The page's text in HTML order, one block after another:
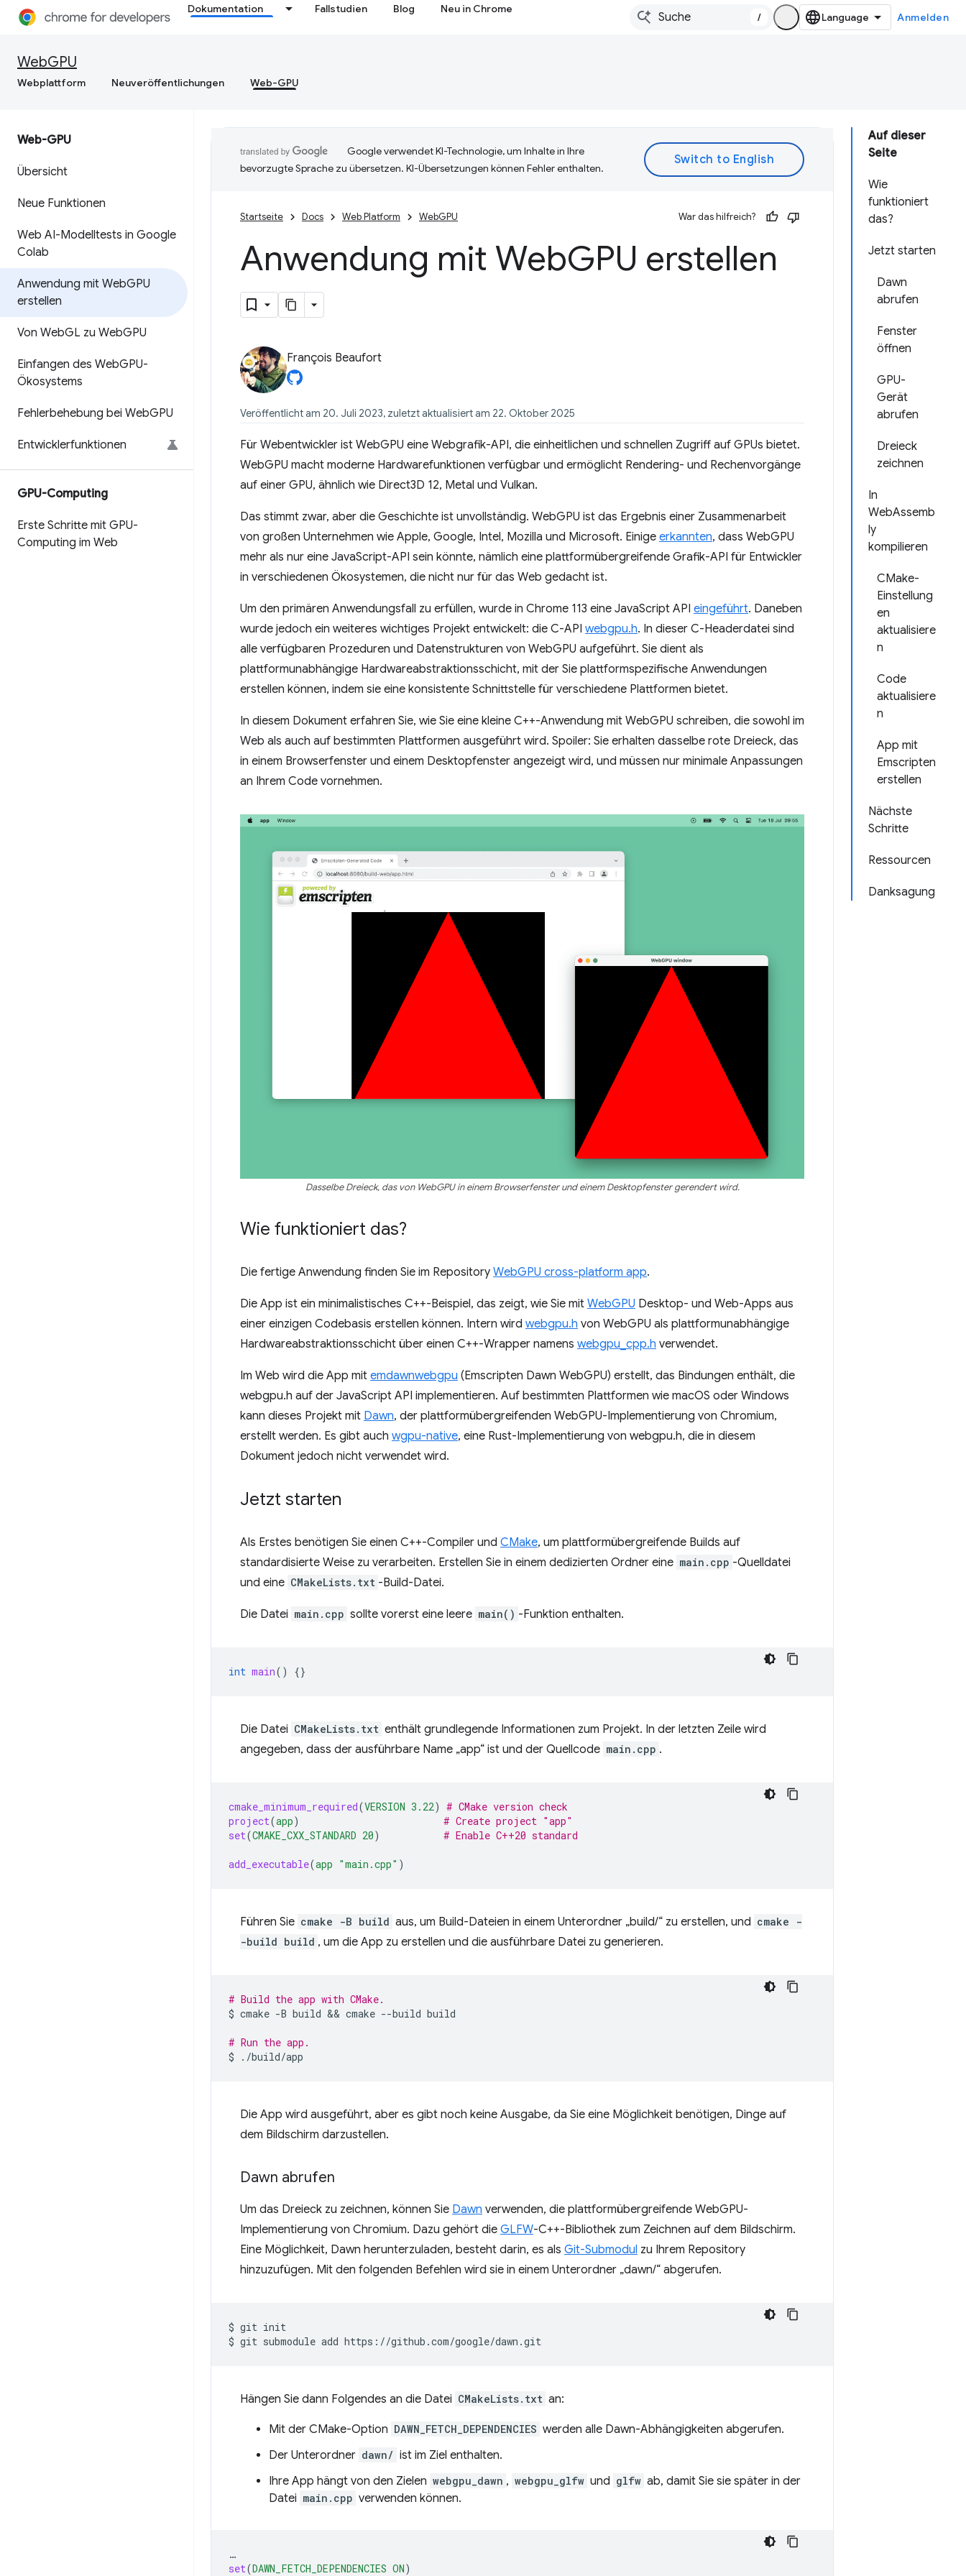
Dokumentation Fallstudien Blog Neu in Chrome
/ Anmelden
WebGPU
Webplattform Neuveröffentlichungen Web-GPU
Web-GPU
Übersicht
Neue Funktionen
Web AI-Modelltests in Google
Colab
Anwendung mit WebGPU
erstellen
Von WebGL zu WebGPU
Einfangen des WebGPU-
Ökosystems
Fehlerbehebung bei WebGPU
Entwicklerfunktionen
GPU-Computing
Erste Schritte mit GPU-
Computing im Web
Auf dieser
Seite
Wie
funktioniert
das?
Jetzt starten
Dawn
abrufen
Fenster
öffnen
GPU-
Gerät
abrufen
Dreieck
zeichnen
In
WebAssemb
ly
kompilieren
CMake-
Einstellung
en
aktualisiere
n
Code
aktualisiere
n
App mit
Emscripten
erstellen
Nächste
Schritte
Ressourcen
Danksagung
Google verwendet KI-Technologie, um Inhalte in Ihre
bevorzugte Sprache zu übersetzen. KI-Übersetzungen können Fehler enthalten.
Startseite Docs Web Platform WebGPU War das hilfreich?
Anwendung mit WebGPU erstellen
François Beaufort
Veröffentlicht am 20. Juli 2023, zuletzt aktualisiert am 22. Oktober 2025
Für Webentwickler ist WebGPU eine Webgrafik-API, die einheitlichen und schnellen Zugriff auf GPUs bietet.
WebGPU macht moderne Hardwarefunktionen verfügbar und ermöglicht Rendering- und Rechenvorgänge
auf einer GPU, ähnlich wie Direct3D 12, Metal und Vulkan.
Das stimmt zwar, aber die Geschichte ist unvollständig. WebGPU ist das Ergebnis einer Zusammenarbeit
von großen Unternehmen wie Apple, Google, Intel, Mozilla und Microsoft. Einige erkannten, dass WebGPU
mehr als nur eine JavaScript-API sein könnte, nämlich eine plattformübergreifende Grafik-API für Entwickler
in verschiedenen Ökosystemen, die nicht nur für das Web gedacht ist.
Um den primären Anwendungsfall zu erfüllen, wurde in Chrome 113 eine JavaScript API eingeführt. Daneben
wurde jedoch ein weiteres wichtiges Projekt entwickelt: die C-API webgpu.h. In dieser C-Headerdatei sind
alle verfügbaren Prozeduren und Datenstrukturen von WebGPU aufgeführt. Sie dient als
plattformunabhängige Hardwareabstraktionsschicht, mit der Sie plattformspezifische Anwendungen
erstellen können, indem sie eine konsistente Schnittstelle für verschiedene Plattformen bietet.
In diesem Dokument erfahren Sie, wie Sie eine kleine C++-Anwendung mit WebGPU schreiben, die sowohl im
Web als auch auf bestimmten Plattformen ausgeführt wird. Spoiler: Sie erhalten dasselbe rote Dreieck, das
in einem Browserfenster und einem Desktopfenster angezeigt wird, und müssen nur minimale Anpassungen
an Ihrem Code vornehmen.
Dasselbe Dreieck, das von WebGPU in einem Browserfenster und einem Desktopfenster gerendert wird.
Wie funktioniert das?
Die fertige Anwendung finden Sie im Repository WebGPU cross-platform app.
Die App ist ein minimalistisches C++-Beispiel, das zeigt, wie Sie mit WebGPU Desktop- und Web-Apps aus
einer einzigen Codebasis erstellen können. Intern wird webgpu.h von WebGPU als plattformunabhängige
Hardwareabstraktionsschicht über einen C++-Wrapper namens webgpu_cpp.h verwendet.
Im Web wird die App mit emdawnwebgpu (Emscripten Dawn WebGPU) erstellt, das Bindungen enthält, die
webgpu.h auf der JavaScript API implementieren. Auf bestimmten Plattformen wie macOS oder Windows
kann dieses Projekt mit Dawn, der plattformübergreifenden WebGPU-Implementierung von Chromium,
erstellt werden. Es gibt auch wgpu-native, eine Rust-Implementierung von webgpu.h, die in diesem
Dokument jedoch nicht verwendet wird.
Jetzt starten
Als Erstes benötigen Sie einen C++-Compiler und CMake, um plattformübergreifende Builds auf
standardisierte Weise zu verarbeiten. Erstellen Sie in einem dedizierten Ordner eine main.cpp -Quelldatei
und eine CMakeLists.txt -Build-Datei.
Die Datei main.cpp sollte vorerst eine leere main() -Funktion enthalten.
int main() {}
Die Datei CMakeLists.txt enthält grundlegende Informationen zum Projekt. In der letzten Zeile wird
angegeben, dass der ausführbare Name „app“ ist und der Quellcode main.cpp .
cmake_minimum_required(VERSION 3.22) # CMake version check
project(app)
# Create project "app"
set(CMAKE_CXX_STANDARD 20) # Enable C++20 standard
add_executable(app "main.cpp" )
Führen Sie cmake -B build aus, um Build-Dateien in einem Unterordner „build/“ zu erstellen, und cmake -
-build build , um die App zu erstellen und die ausführbare Datei zu generieren.
# Build the app with CMake.
$ cmake -B build && cmake --build build
# Run the app.
$
Die App wird ausgeführt, aber es gibt noch keine Ausgabe, da Sie eine Möglichkeit benötigen, Dinge auf
dem Bildschirm darzustellen.
Dawn abrufen
Um das Dreieck zu zeichnen, können Sie Dawn verwenden, die plattformübergreifende WebGPU-
Implementierung von Chromium. Dazu gehört die GLFW-C++-Bibliothek zum Zeichnen auf dem Bildschirm.
Eine Möglichkeit, Dawn herunterzuladen, besteht darin, es als Git-Submodul zu Ihrem Repository
hinzuzufügen. Mit den folgenden Befehlen wird sie in einem Unterordner „dawn/“ abgerufen.
$ git init
$ git submodule add
Hängen Sie dann Folgendes an die Datei CMakeLists.txt an:
Mit der CMake-Option DAWN_FETCH_DEPENDENCIES werden alle Dawn-Abhängigkeiten abgerufen.
Der Unterordner dawn/ ist im Ziel enthalten.
Ihre App hängt von den Zielen webgpu_dawn , webgpu_glfw und glfw ab, damit Sie sie später in der
Datei main.cpp verwenden können.
…
set(DAWN_FETCH_DEPENDENCIES ON)